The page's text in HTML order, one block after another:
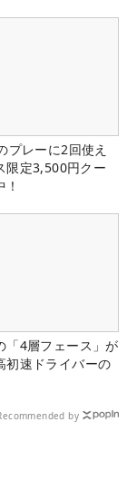
プレーに2回使え
限定3,500円クー
「4層フェース」が
初速ドライバーの
by